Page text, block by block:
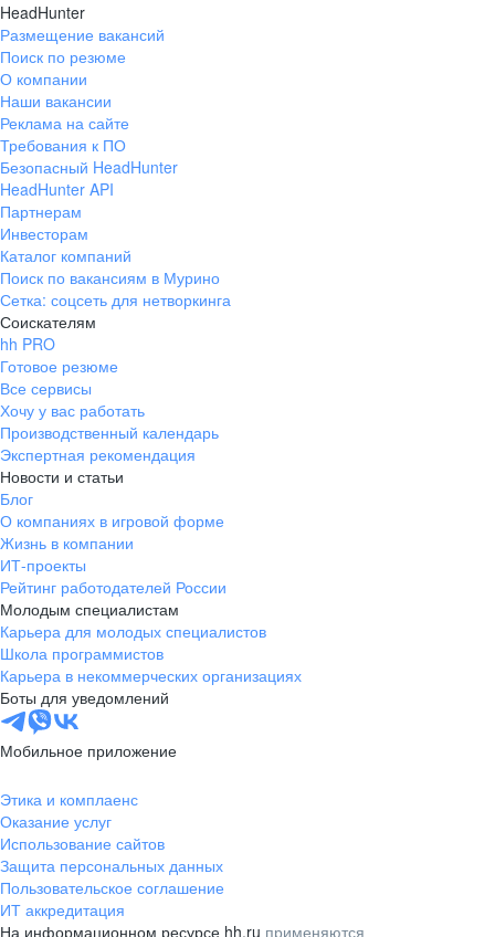
HeadHunter
Размещение вакансий
Поиск по резюме
О компании
Наши вакансии
Реклама на сайте
Требования к ПО
Безопасный HeadHunter
HeadHunter API
Партнерам
Инвесторам
Каталог компаний
Поиск по вакансиям в Мурино
Сетка: соцсеть для нетворкинга
Соискателям
hh PRO
Готовое резюме
Все сервисы
Хочу у вас работать
Производственный календарь
Экспертная рекомендация
Новости и статьи
Блог
О компаниях в игровой форме
Жизнь в компании
ИТ-проекты
Рейтинг работодателей России
Молодым специалистам
Карьера для молодых специалистов
Школа программистов
Карьера в некоммерческих организациях
Боты для уведомлений
Мобильное приложение
Этика и комплаенс
Оказание услуг
Использование сайтов
Защита персональных данных
Пользовательское соглашение
ИТ аккредитация
На информационном ресурсе hh.ru применяются